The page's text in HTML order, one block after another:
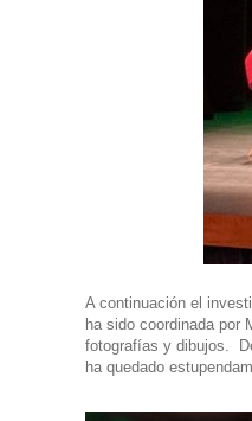
A continuación el
ha sido coordinada por
fotografías y dibujos.
ha quedado